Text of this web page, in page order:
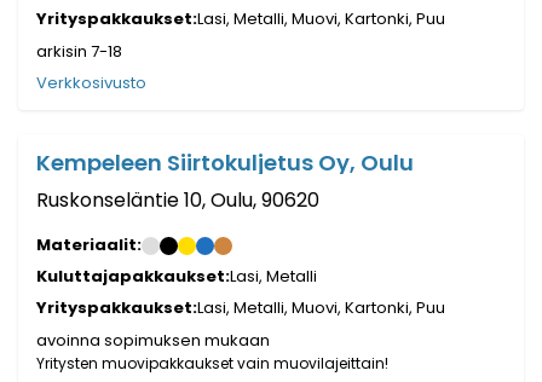
Yrityspakkaukset:Lasi, Metalli, Muovi, Kartonki, Puu
arkisin 7-18
Verkkosivusto
Kempeleen Siirtokuljetus Oy, Oulu
Ruskonseläntie 10, Oulu, 90620
Materiaalit:
Kuluttajapakkaukset:Lasi, Metalli
Yrityspakkaukset:Lasi, Metalli, Muovi, Kartonki, Puu
avoinna sopimuksen mukaan
Yritysten muovipakkaukset vain muovilajeittain!